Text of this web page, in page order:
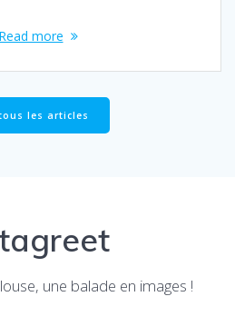
Read more
les articles
une balade en images !